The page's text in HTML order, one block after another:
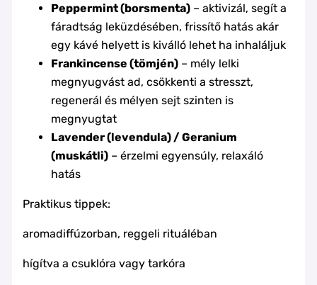
Peppermint (borsmenta) – aktivizál, segít a
fáradtság leküzdésében, frissítő hatás akár
egy kávé helyett is kiválló lehet ha inhaláljuk
Frankincense (tömjén) – mély lelki
megnyugvást ad, csökkenti a stresszt,
regenerál és mélyen sejt szinten is
megnyugtat
Lavender (levendula) / Geranium
(muskátli) – érzelmi egyensúly, relaxáló
hatás
Praktikus tippek:
aromadiffúzorban, reggeli rituáléban
hígítva a csuklóra vagy tarkóra